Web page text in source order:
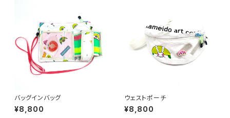
バッグインバッグ
¥8,800
ウェストポーチ
¥8,800